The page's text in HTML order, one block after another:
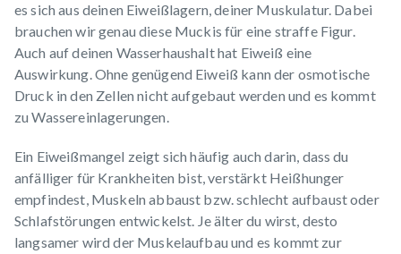
es sich aus deinen Eiweißlagern, deiner Muskulatur. Dabei
brauchen wir genau diese Muckis für eine straffe Figur.
Auch auf deinen Wasserhaushalt hat Eiweiß eine
Auswirkung. Ohne genügend Eiweiß kann der osmotische
Druck in den Zellen nicht aufgebaut werden und es kommt
zu Wassereinlagerungen.
Ein Eiweißmangel zeigt sich häufig auch darin, dass du
anfälliger für Krankheiten bist, verstärkt Heißhunger
empfindest, Muskeln abbaust bzw. schlecht aufbaust oder
Schlafstörungen entwickelst. Je älter du wirst, desto
langsamer wird der Muskelaufbau und es kommt zur